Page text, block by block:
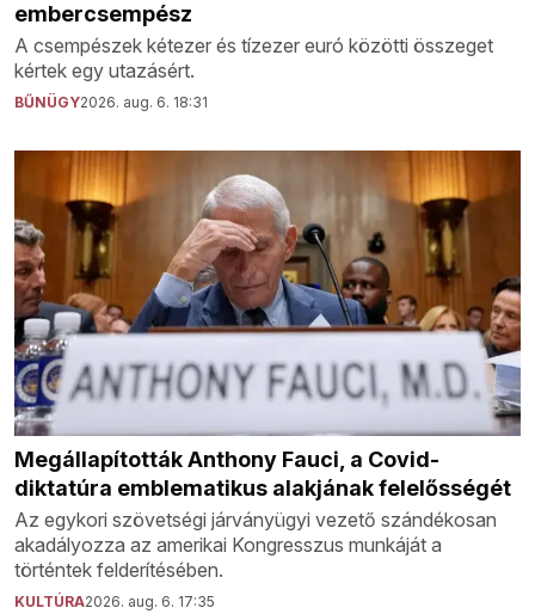
embercsempész
A csempészek kétezer és tízezer euró közötti összeget
kértek egy utazásért.
BŰNÜGY2026. aug. 6. 18:31
Megállapították Anthony Fauci, a Covid-
diktatúra emblematikus alakjának felelősségét
Az egykori szövetségi járványügyi vezető szándékosan
akadályozza az amerikai Kongresszus munkáját a
történtek felderítésében.
KULTÚRA2026. aug. 6. 17:35